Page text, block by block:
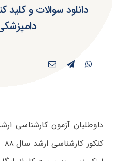
داوطلبان آزمون کارشناسی